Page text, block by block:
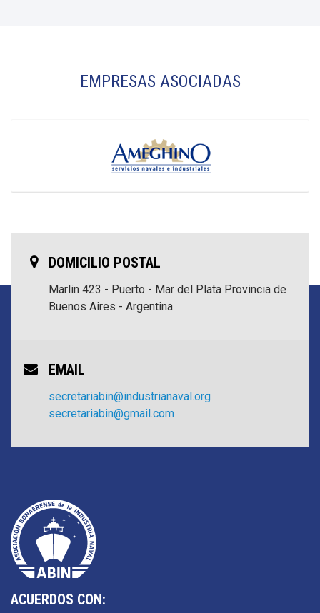
EMPRESAS ASOCIADAS
DOMICILIO POSTAL
Marlin 423 - Puerto - Mar del Plata Provincia de
Buenos Aires - Argentina
EMAIL
secretariabin@industrianaval.org
secretariabin@gmail.com
ACUERDOS CON: